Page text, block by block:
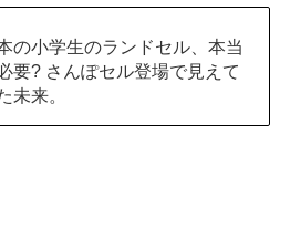
の小学生のランドセル、本当
要? さんぽセル登場で見えて
未来。